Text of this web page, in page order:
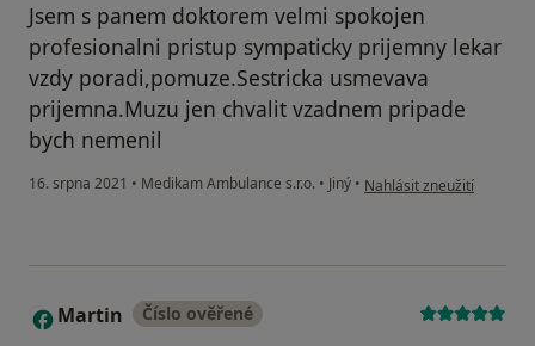
Jsem s panem doktorem velmi spokojen
profesionalni pristup sympaticky prijemny lekar
vzdy poradi,pomuze.Sestricka usmevava
prijemna.Muzu jen chvalit vzadnem pripade
bych nemenil
16. srpna 2021 • Medikam Ambulance s.r.o. • Jiný • podle názoru uživatele
Nahlásit zneužití
M Martin Číslo ověřené